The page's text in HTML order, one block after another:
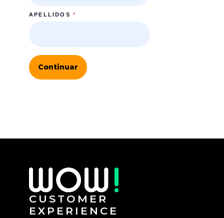
APELLIDOS *
Continuar
CUSTOMER
EXPERIENCE